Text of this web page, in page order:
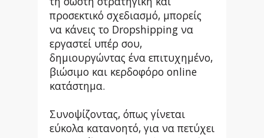
προσεκτικό σχεδιασμό, μπορείς
να κάνεις το Dropshipping να
εργαστεί υπέρ σου,
δημιουργώντας ένα επιτυχημένο,
βιώσιμο και κερδοφόρο online
κατάστημα.
Συνοψίζοντας, όπως γίνεται
εύκολα κατανοητό, για να πετύχει